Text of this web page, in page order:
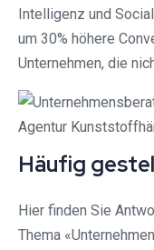
Intelligenz und
um 30% höhere
Unternehmen, die
Häufig
Hier finden Sie
Thema